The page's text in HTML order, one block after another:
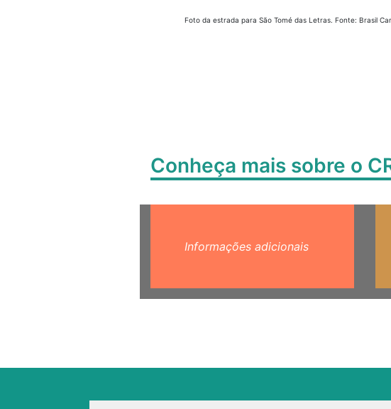
Foto da estrada para São Tomé das Letras. Fonte: Brasil
Conheça mais sobre o
Informações adicionais